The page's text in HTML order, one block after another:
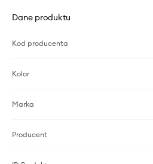
Dane produktu
Kod producenta
Kolor
Marka
Producent